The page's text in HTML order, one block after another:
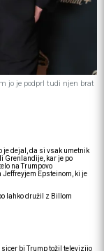
jo je podprl tudi njen brat
je dejal, da si vsak umetnik
Grenlandije, kar je po
na Trumpovo
Epsteinom, ki je
lahko družil z Billom
sicer bi Trump tožil televizijo